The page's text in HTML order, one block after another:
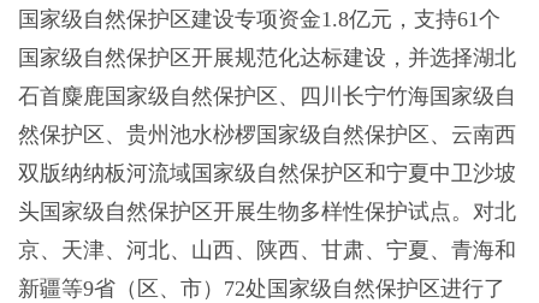
国家级自然保护区建设专项资金1.8亿元，支持61个
国家级自然保护区开展规范化达标建设，并选择湖北
石首麋鹿国家级自然保护区、四川长宁竹海国家级自
然保护区、贵州池水桫椤国家级自然保护区、云南西
双版纳纳板河流域国家级自然保护区和宁夏中卫沙坡
头国家级自然保护区开展生物多样性保护试点。对北
京、天津、河北、山西、陕西、甘肃、宁夏、青海和
新疆等9省（区、市）72处国家级自然保护区进行了